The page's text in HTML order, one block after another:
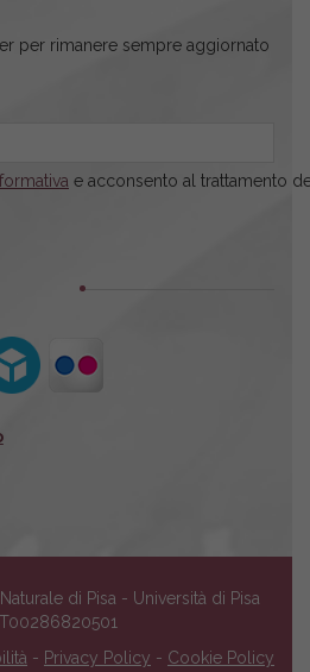
per rimanere sempre aggiornato
e acconsento al trattamento
di Pisa - Università di Pisa
- Privacy Policy - Cookie Policy